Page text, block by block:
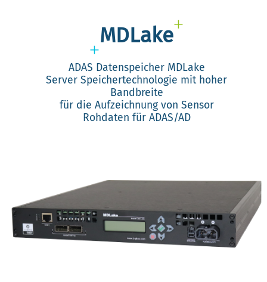
MDLake
ADAS Datenspeicher MDLake
Server Speichertechnologie mit hoher
Bandbreite
für die Aufzeichnung von Sensor
Rohdaten für ADAS/AD